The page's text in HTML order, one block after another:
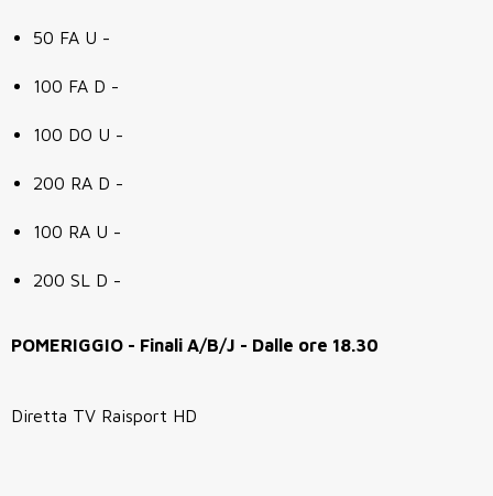
50 FA U -
100 FA D -
100 DO U -
200 RA D -
100 RA U -
200 SL D -
POMERIGGIO - Finali A/B/J - Dalle ore 18.30
Diretta TV Raisport HD